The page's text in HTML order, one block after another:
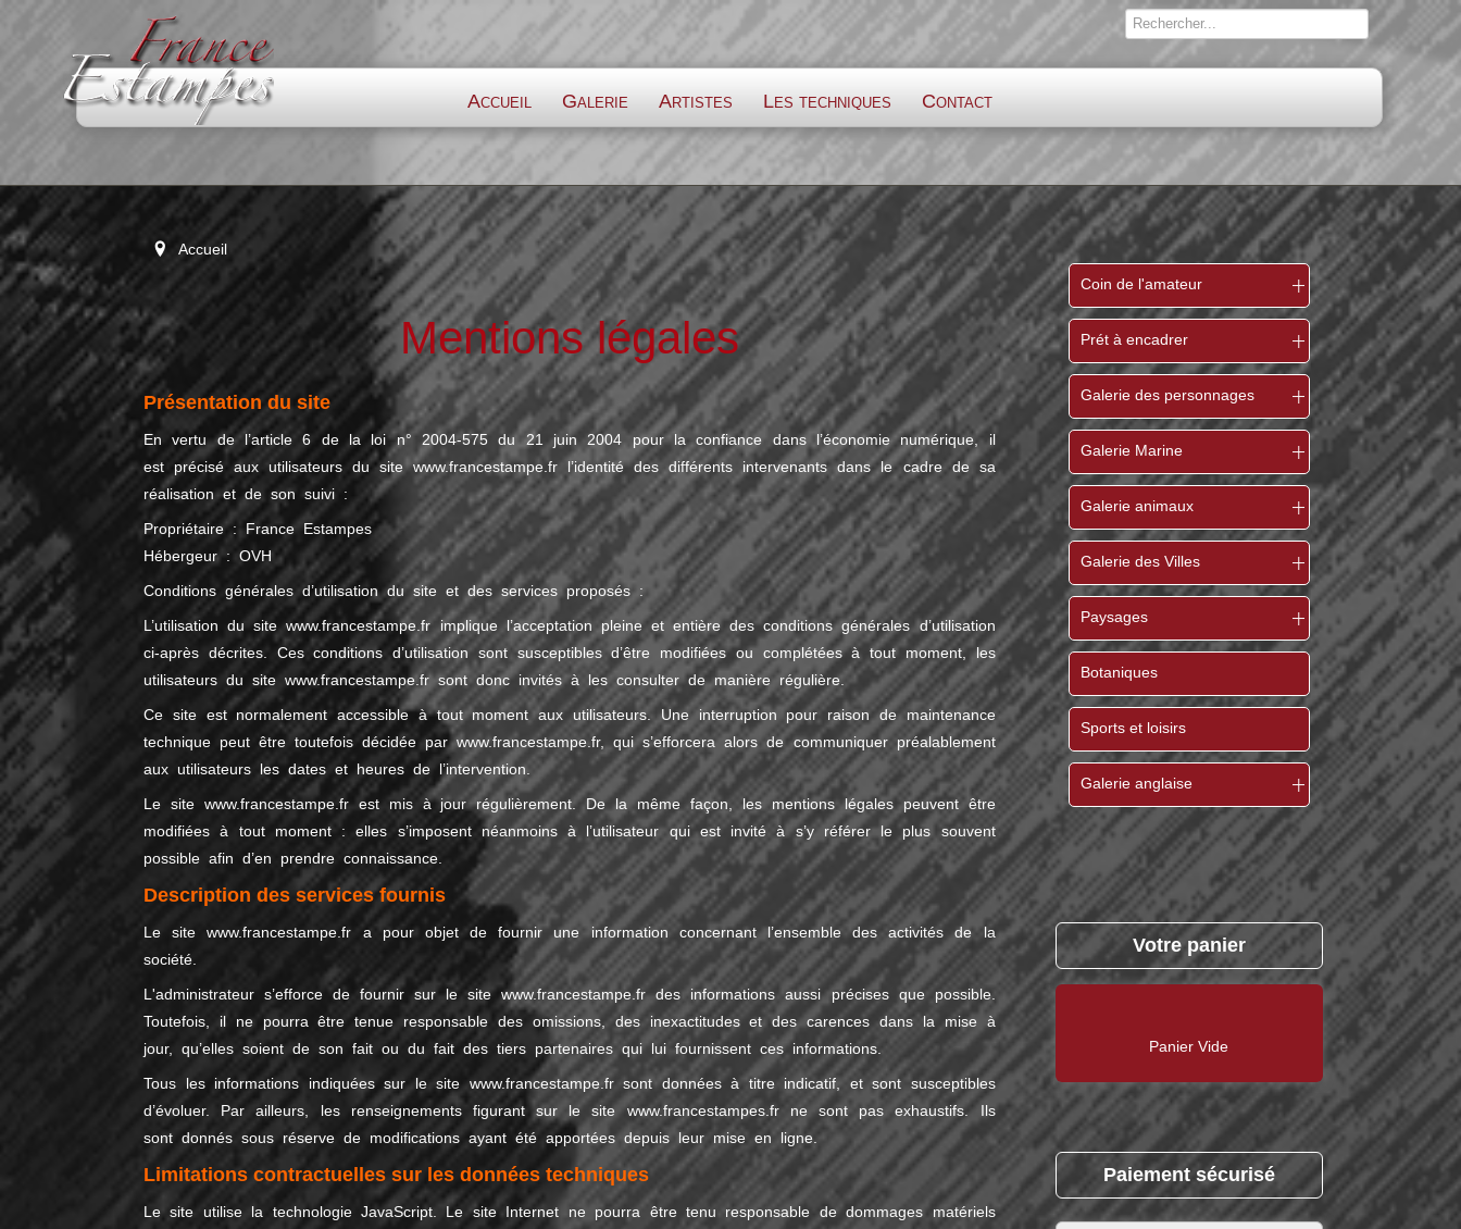
Accueil Galerie Artistes Les techniques Contact
Coin de l'amateur
Prét à encadrer
Galerie des personnages
Galerie Marine
Galerie animaux
Galerie des Villes
Paysages
Botaniques
Sports et loisirs
Galerie anglaise
Votre panier
Panier Vide
Paiement sécurisé
Accueil
Mentions légales
Présentation du site
En vertu de l’article 6 de la loi n° 2004-575 du 21 juin 2004 pour la confiance dans l’économie numérique, il
est précisé aux utilisateurs du sitewww.francestampe.fr l’identité des différents intervenants dans le cadre de sa
réalisation et de son suivi :
Propriétaire : France Estampes
Hébergeur : OVH
Conditions générales d’utilisation du site et des services proposés :
L’utilisation du sitewww.francestampe.frimplique l’acceptation pleine et entière des conditions générales d’utilisation
ci-après décrites. Ces conditions d’utilisation sont susceptibles d’être modifiées ou complétées à tout moment, les
utilisateurs du site www.francestampe.frsont donc invités à les consulter de manière régulière.
Ce site est normalement accessible à tout moment aux utilisateurs. Une interruption pour raison de maintenance
technique peut être toutefois décidée parwww.francestampe.fr, qui s’efforcera alors de communiquer préalablement
aux utilisateurs les dates et heures de l’intervention.
Le site www.francestampe.frest mis à jour régulièrement. De la même façon, les mentions légales peuvent être
modifiées à tout moment : elles s’imposent néanmoins à l’utilisateur qui est invité à s’y référer le plus souvent
possible afin d’en prendre connaissance.
Description des services fournis
Le site www.francestampe.fr a pour objet de fournir une information concernant l’ensemble des activités de la
société.
L'administrateur s’efforce de fournir sur le sitewww.francestampe.frdes informations aussi précises que possible.
Toutefois, il ne pourra être tenue responsable des omissions, des inexactitudes et des carences dans la mise à
jour, qu’elles soient de son fait ou du fait des tiers partenaires qui lui fournissent ces informations.
Tous les informations indiquées sur le sitewww.francestampe.frsont données à titre indicatif, et sont susceptibles
d’évoluer. Par ailleurs, les renseignements figurant sur le site www.francestampes.fr ne sont pas exhaustifs. Ils
sont donnés sous réserve de modifications ayant été apportées depuis leur mise en ligne.
Limitations contractuelles sur les données techniques
Le site utilise la technologie JavaScript. Le site Internet ne pourra être tenu responsable de dommages matériels